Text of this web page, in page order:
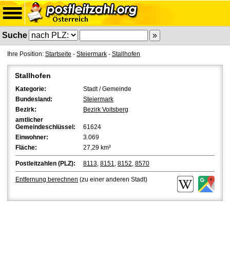
Suche
Ihre Position: Startseite - Steiermark - Stallhofen
Stallhofen
Kategorie:
Stadt / Gemeinde
Bundesland:
Steiermark
Bezirk:
Bezirk Voitsberg
amtlicher
Gemeindeschlüssel:
61624
Einwohner:
3.069
Fläche:
27,29 km²
Postleitzahlen (PLZ): 8113, 8151, 8152, 8570
Entfernung berechnen (zu einer anderen Stadt)